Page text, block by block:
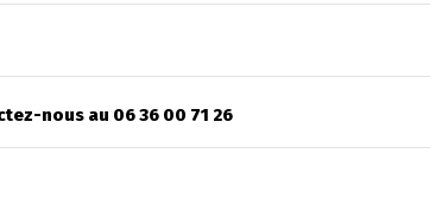
nous au 06 36 00 71 26